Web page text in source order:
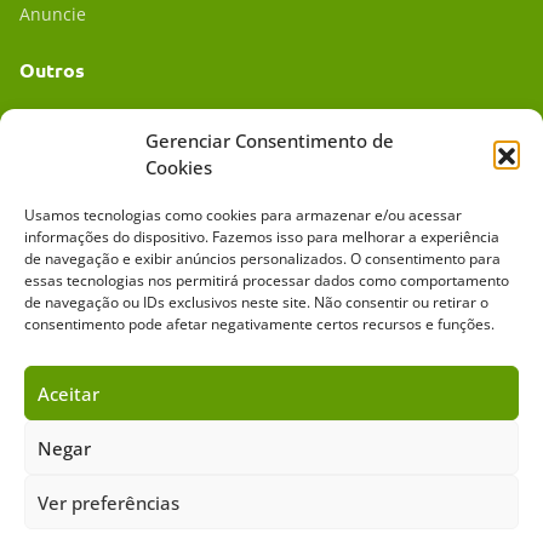
Gerenciar Consentimento de
Cookies
Usamos tecnologias como cookies para armazenar e/ou acessar
informações do dispositivo. Fazemos isso para melhorar a experiência
de navegação e exibir anúncios personalizados. O consentimento para
essas tecnologias nos permitirá processar dados como comportamento
de navegação ou IDs exclusivos neste site. Não consentir ou retirar o
consentimento pode afetar negativamente certos recursos e funções.
Aceitar
Negar
Ver preferências
Anuncie
Outros
Mídia Kit
Sobre o Cavalus Leilões Anuncie
Copyright ©️ 2026 • Grupo Cavalus de Comunicação. Todos os direitos